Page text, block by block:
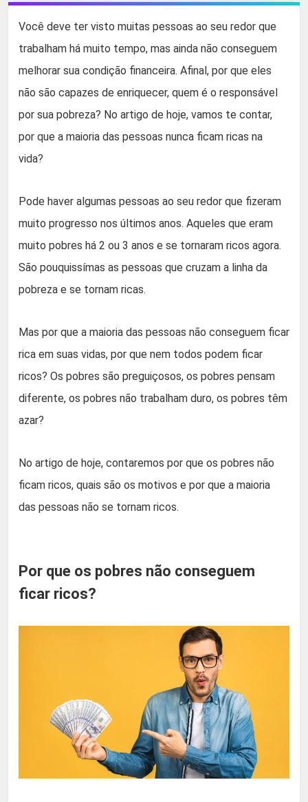
Você deve ter visto muitas pessoas ao seu redor que
trabalham há muito tempo, mas ainda não conseguem
melhorar sua condição financeira. Afinal, por que eles
não são capazes de enriquecer, quem é o responsável
por sua pobreza? No artigo de hoje, vamos te contar,
por que a maioria das pessoas nunca ficam ricas na
vida?
Pode haver algumas pessoas ao seu redor que fizeram
muito progresso nos últimos anos. Aqueles que eram
muito pobres há 2 ou 3 anos e se tornaram ricos agora.
São pouquissímas as pessoas que cruzam a linha da
pobreza e se tornam ricas.
Mas por que a maioria das pessoas não conseguem ficar
rica em suas vidas, por que nem todos podem ficar
ricos? Os pobres são preguiçosos, os pobres pensam
diferente, os pobres não trabalham duro, os pobres têm
azar?
No artigo de hoje, contaremos por que os pobres não
ficam ricos, quais são os motivos e por que a maioria
das pessoas não se tornam ricos.
Por que os pobres não conseguem
ficar ricos?